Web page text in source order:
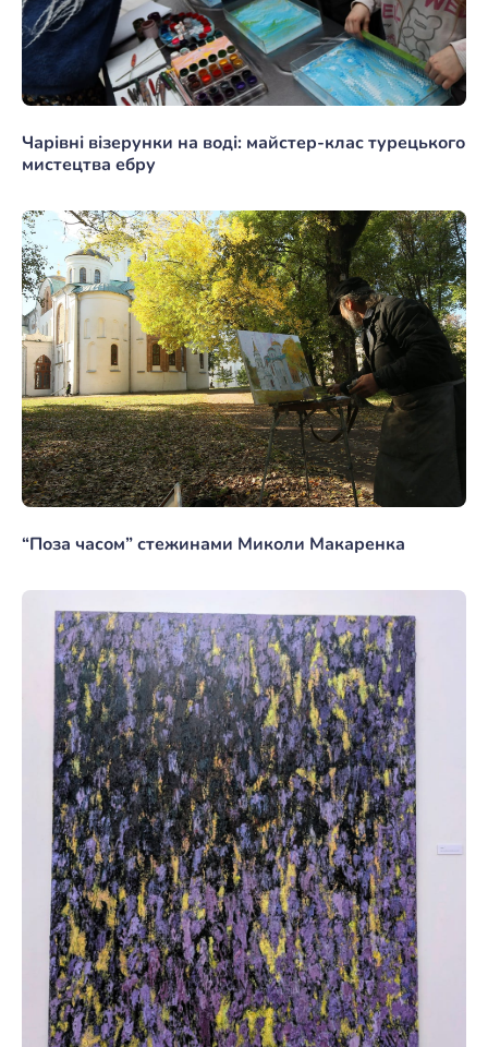
Чарівні візерунки на воді: майстер-клас турецького
мистецтва ебру
“Поза часом” стежинами Миколи Макаренка